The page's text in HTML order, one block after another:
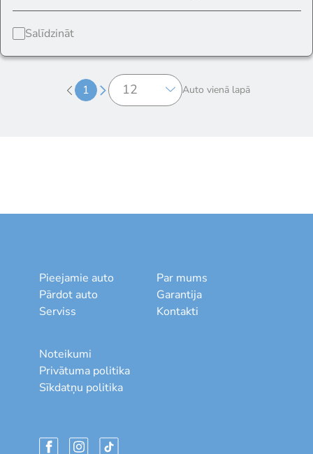
Salīdzināt
1 Auto vienā lapā
Pieejamie auto
Pārdot auto
Serviss
Par mums
Garantija
Kontakti
Noteikumi
Privātuma politika
Sīkdatņu politika